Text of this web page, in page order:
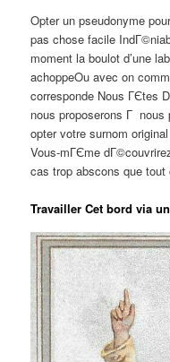
Opter un pseudonyme
pas chose facile
moment la boulot d’une
achoppeOu avec on
corresponde Nous ГЄtes
nous proposerons Г
opter votre surnom
Vous-mГЄme
cas trop abscons que
Travailler Cet bord via